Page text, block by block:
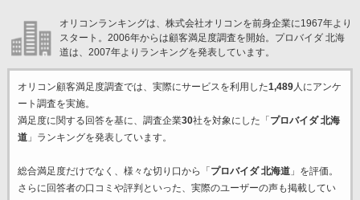
オリコンランキングは、株式会社オリコンを前身企業に1967年より
スタート。2006年からは顧客満足度調査を開始。プロバイダ 北海
道は、2007年よりランキングを発表しています。
オリコン顧客満足度調査では、実際にサービスを利用した1,489人にアンケ
ート調査を実施。
満足度に関する回答を基に、調査企業30社を対象にした「 プロバイダ 北海
道」ランキングを発表しています。
総合満足度だけでなく、様々な切り口から「 プロバイダ 北海道」を評価。
さらに回答者の口コミや評判といった、実際のユーザーの声も掲載してい